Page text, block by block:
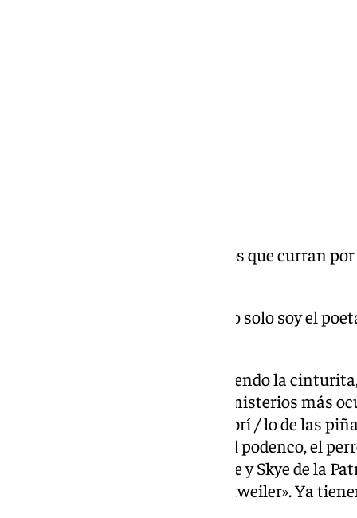
El personaje: detectives privados que curran
Unos versos para enmarcar: «Yo solo soy el
Las coplas. En pasacalles, moviendo la
tienen arroz que menear: «Los misterios más
apasionan, / yo fui el que descubrí / lo de las
canina también es particular: el podenco, el
más bien como Marshall, Rubble y Skye de la
que lo baile, que lo baile ese Rottweiler». Ya